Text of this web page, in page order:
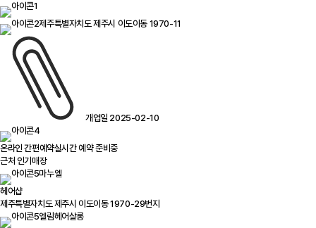
제주특별자치도 제주시 이도이동 1970-11
개업일 2025-02-10
온라인 간편예약실시간 예약 준비중
근처 인기매장
마누엘
헤어샵
제주특별자치도 제주시 이도이동 1970-29번지
엘림헤어살롱